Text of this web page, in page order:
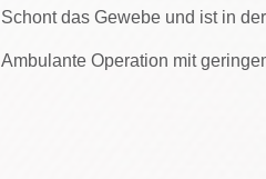
Schont das Gewebe und ist in
Ambulante Operation mit